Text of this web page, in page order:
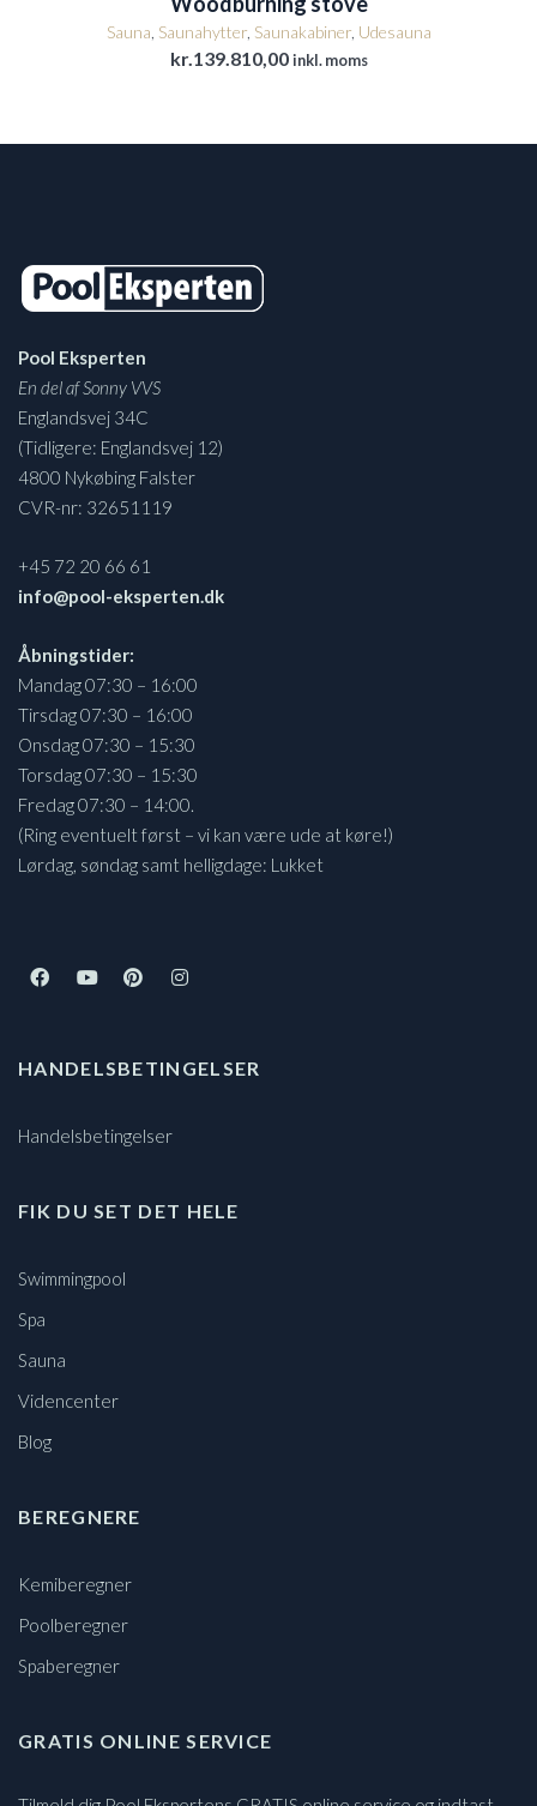
Sauna Saunahytter, Saunakabiner, Udesauna
kr.139.810,00 inkl. moms
Pool Eksperten
En del af Sonny VVS
Englandsvej 34C
(Tidligere: Englandsvej 12)
4800 Nykøbing Falster
CVR-nr: 32651119
+45 72 20 66 61
info@pool-eksperten.dk
Åbningstider:
Mandag 07:30 – 16:00
Tirsdag 07:30 – 16:00
Onsdag 07:30 – 15:30
Torsdag 07:30 – 15:30
Fredag 07:30 – 14:00.
(Ring eventuelt først – vi kan være ude at køre!)
Lørdag, søndag samt helligdage: Lukket
HANDELSBETINGELSER
Handelsbetingelser
FIK DU SET DET HELE
Swimmingpool
Spa
Sauna
Videncenter
Blog
BEREGNERE
Kemiberegner
Poolberegner
Spaberegner
GRATIS ONLINE SERVICE